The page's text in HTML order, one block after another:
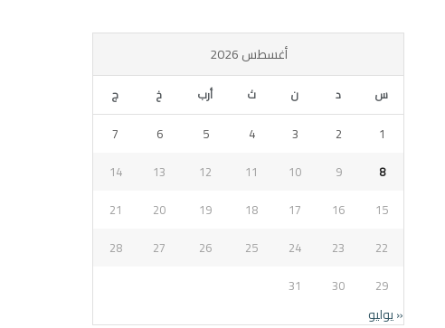
أغسطس 2026
س د ن ث أرب خ ج
1
2
3
4
5
6
7
8
9
10
11
12
13
14
15
16
17
18
19
20
21
22
23
24
25
26
27
28
29
30
31
« يوليو